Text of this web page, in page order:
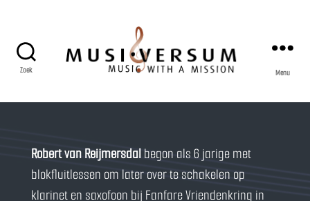
Zoek Menu
Robert van Reijmersdalbegon als 6 jarige met
blokfluitlessen om later over te schakelen op
klarinet en saxofoon bij Fanfare Vriendenkring in